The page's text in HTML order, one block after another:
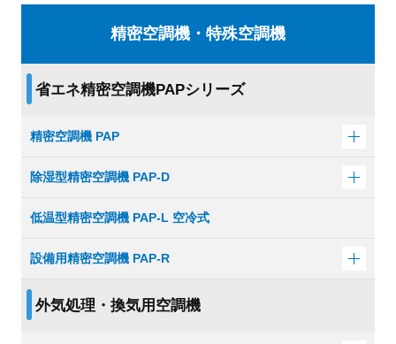
精密空調機・特殊空調機
省エネ精密空調機PAPシリーズ
精密空調機 PAP
除湿型精密空調機 PAP-D
低温型精密空調機 PAP-L 空冷式
設備用精密空調機 PAP-R
外気処理・換気用空調機